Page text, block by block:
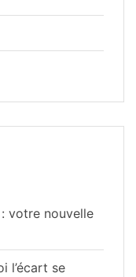
votre nouvelle
l’écart se